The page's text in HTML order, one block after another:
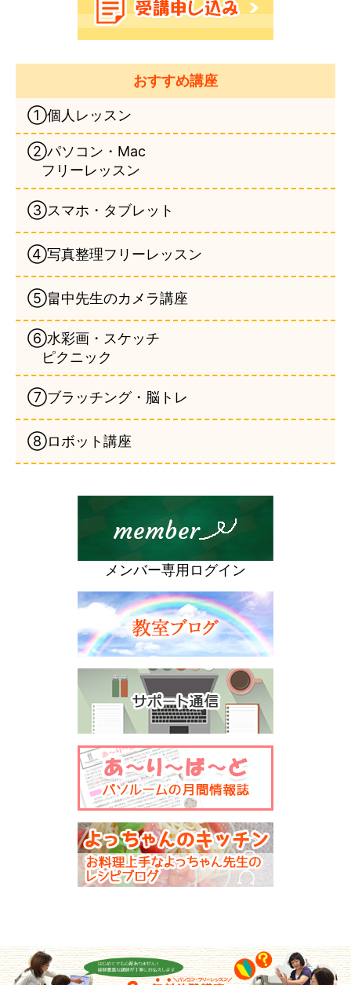
おすすめ講座
①個人レッスン
②パソコン・Mac
フリーレッスン
③スマホ・タブレット
④写真整理フリーレッスン
⑤畠中先生のカメラ講座
⑥水彩画・スケッチ
ピクニック
⑦ブラッチング・脳トレ
⑧ロボット講座
メンバー専用ログイン